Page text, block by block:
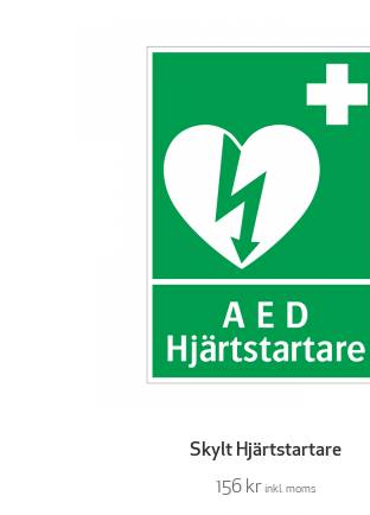
Skylt Hjärtstartare
156 krinkl. moms